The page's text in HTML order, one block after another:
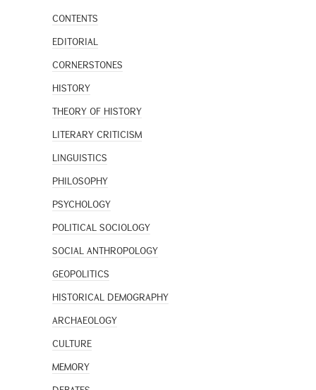
CONTENTS
EDITORIAL
CORNERSTONES
HISTORY
THEORY OF HISTORY
LITERARY CRITICISM
LINGUISTICS
PHILOSOPHY
PSYCHOLOGY
POLITICAL SOCIOLOGY
SOCIAL ANTHROPOLOGY
GEOPOLITICS
HISTORICAL DEMOGRAPHY
ARCHAEOLOGY
CULTURE
MEMORY